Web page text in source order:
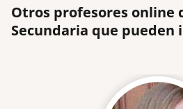
Otros profesores online
Secundaria que pueden